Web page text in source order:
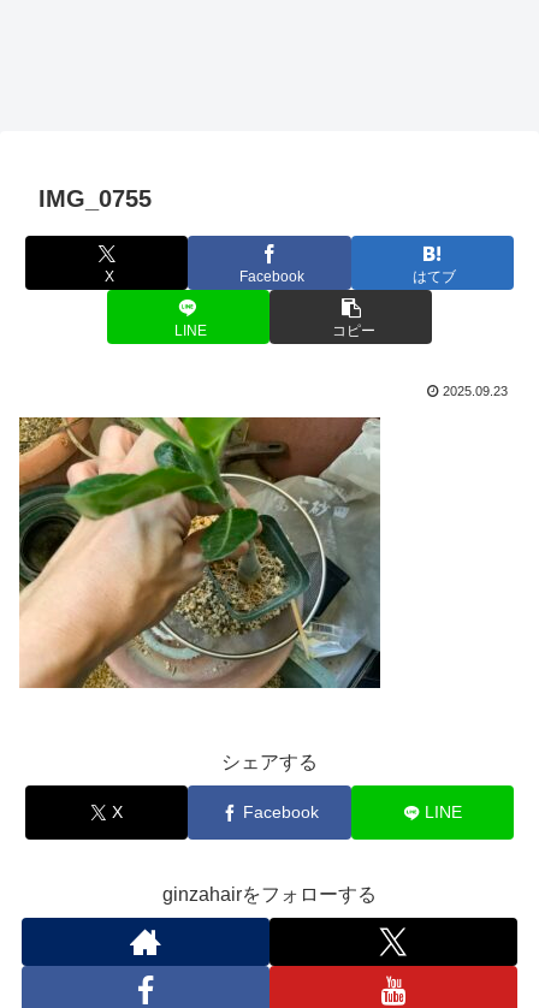
IMG_0755
X Facebook はてブ
LINE コピー
2025.09.23
シェアする
X Facebook LINE
ginzahairをフォローする